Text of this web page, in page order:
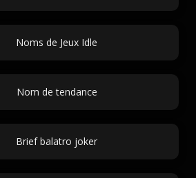
Noms de Jeux Idle
Nom de tendance
Brief balatro joker